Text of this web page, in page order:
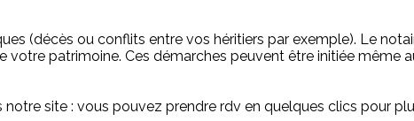
(décès ou conflits entre vos héritiers par exemple). Le
patrimoine. Ces démarches peuvent être initiée même
site : vous pouvez prendre rdv en quelques clics pour